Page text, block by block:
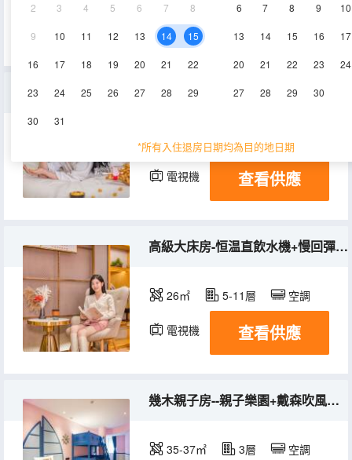
2 3 4 5 6 7 8
9 10 11 12 13 14 15
16 17 18 19 20 21 22
23 24 25 26 27 28 29
30 31
6 7 8 9 10
13 14 15 16 17
20 21 22 23 24
27 28 29 30
*所有入住退房日期均為目的地日期
電視機
26㎡ 7-11層 空調
電視機 查看供應
高級大床房-恒温直飲水機+慢回彈記憶枕+徠芬吹風機
26㎡ 5-11層 空調
電視機 查看供應
幾木親子房--親子樂園+戴森吹風機+冰箱+FREE遊戲幣
35-37㎡ 3層 空調